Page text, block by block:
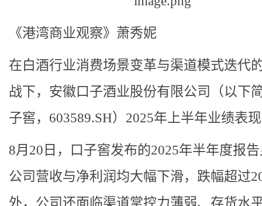
《港湾商业观察》萧秀妮
在白酒行业消费场景变革与渠道模式迭代
战下，安徽口子酒业股份有限公司（以下
子窖，603589.SH）2025年上半年业绩表
8月20日，口子窖发布的2025年半年度报
公司营收与净利润均大幅下滑，跌幅超过
外，公司还面临渠道掌控力薄弱、存货水